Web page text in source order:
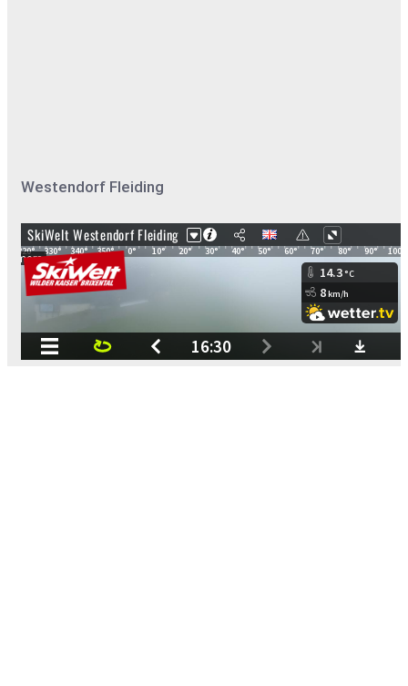
Westendorf Fleiding